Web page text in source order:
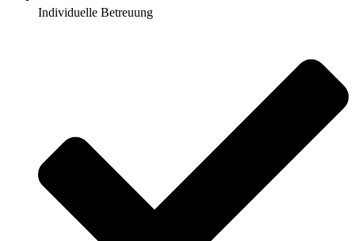
Individuelle Betreuung